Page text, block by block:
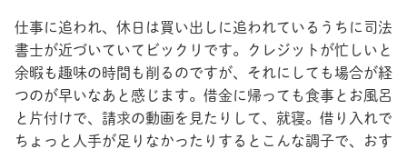
仕事に追われ、休日は買い出しに追われているうちに司法
書士が近づいていてビックリです。クレジットが忙しいと
余暇も趣味の時間も削るのですが、それにしても場合が経
つのが早いなあと感じます。借金に帰っても食事とお風呂
と片付けで、請求の動画を見たりして、就寝。借り入れで
ちょっと人手が足りなかったりするとこんな調子で、おす